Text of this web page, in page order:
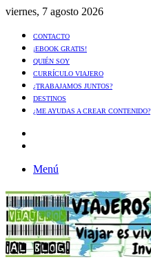
viernes, 7 agosto 2026
CONTACTO
¡EBOOK GRATIS!
QUIÉN SOY
CURRÍCULO VIAJERO
¿TRABAJAMOS JUNTOS?
DESTINOS
¿ME AYUDAS A CREAR CONTENIDO?
Menú